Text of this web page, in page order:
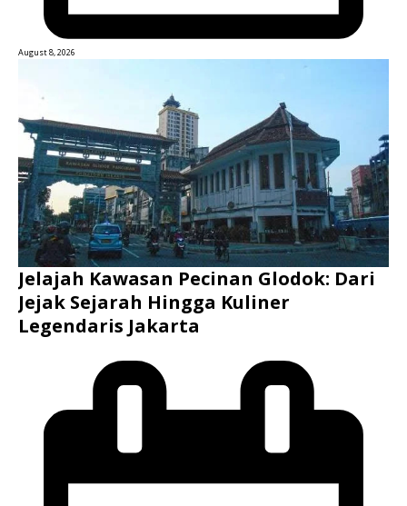
August 8, 2026
Jelajah Kawasan Pecinan Glodok: Dari
Jejak Sejarah Hingga Kuliner
Legendaris Jakarta